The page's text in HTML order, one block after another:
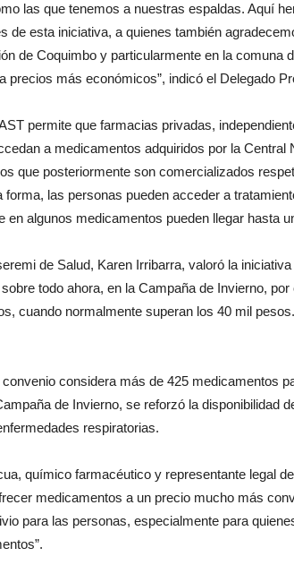
las que tenemos a nuestras espaldas. Aquí
de esta iniciativa, a quienes también
de Coquimbo y particularmente en la comuna
precios más económicos”, indicó el Delegado
permite que farmacias privadas,
a medicamentos adquiridos por la Central
que posteriormente son comercializados
forma, las personas pueden acceder a
en algunos medicamentos pueden llegar hasta
de Salud, Karen Irribarra, valoró la
todo ahora, en la Campaña de Invierno,
cuando normalmente superan los 40 mil
considera más de 425 medicamentos
de Invierno, se reforzó la disponibilidad
respiratorias.
químico farmacéutico y representante legal
medicamentos a un precio mucho más
para las personas, especialmente para